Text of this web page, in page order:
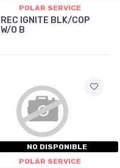
POLAR SERVICE
REC IGNITE BLK/COP
W/O B
NO DISPONIBLE
POLAR SERVICE